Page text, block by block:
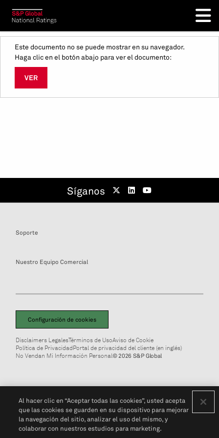
Este documento no se puede mostrar en su navegador.
Haga clic en el botón abajo para ver el documento:
VER
Síganos
Soporte
Nuestro Equipo Comercial
Configuración de cookies
Disclaimers LegalesTérminos de UsoAviso de Cookie
Política de PrivacidadPortal de privacidad del cliente (en inglés)
No Vendan Mi Información Personal© 2026 S&P Global
Al hacer clic en “Aceptar todas las cookies”, usted acepta
que las cookies se guarden en su dispositivo para mejorar
la navegación del sitio, analizar el uso del mismo, y
colaborar con nuestros estudios para marketing.